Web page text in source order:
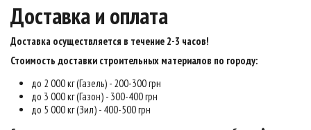
Доставка и оплата
Доставка осуществляется в течение 2-3 часов!
Стоимость доставки строительных материалов по городу:
до 2 000 кг (Газель) - 200-300 грн
до 3 000 кг (Газон) - 300-400 грн
до 5 000 кг (Зил) - 400-500 грн